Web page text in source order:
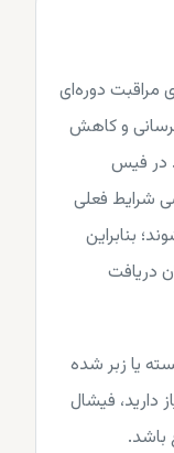
مراقبت دوره‌ای
و کاهش
در فیس
شرایط فعلی
بنابراین
دریافت
یا زبر شده
دارید، فیشال
باشد.